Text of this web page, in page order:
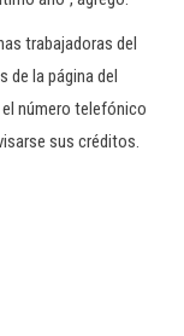
trabajadoras del
de la página del
número telefónico
sus créditos.